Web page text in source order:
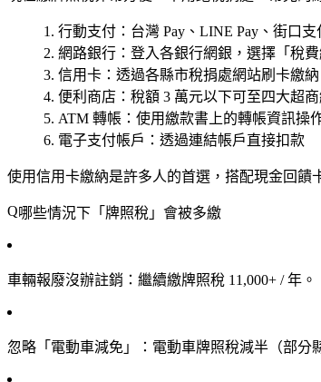
行動支付 ：台灣 Pay、LINE Pay、街口
網路銀行 ：登入各銀行網銀，選擇「稅
信用卡 ：透過各縣市稅捐處網站刷卡繳
便利商店 ：稅額 3 萬元以下可至四大超
ATM 轉帳 ：使用繳款書上的轉帳資訊操
電子支付帳戶 ：透過連結帳戶直接扣款
使用信用卡繳納是許多人的首選，搭配現金回饋
哪些情況下「牌照稅」會被多繳
車輛報廢沒辦註銷 ：繼續繳牌照稅 11,000+ / 年。
忽略「電動車減免」 ：電動車牌照稅減半（部分